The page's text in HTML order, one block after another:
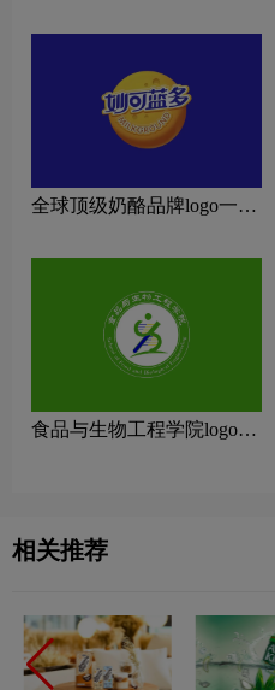
全球顶级奶酪品牌logo一
食品与生物工程学院logo图
相关推荐